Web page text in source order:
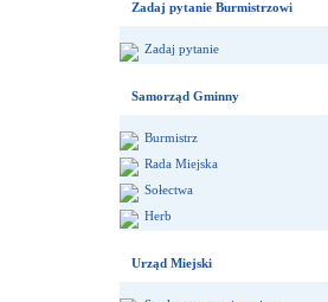
Zadaj pytanie Burmistrzowi
Zadaj pytanie
Samorząd Gminny
Burmistrz
Rada Miejska
Sołectwa
Herb
Urząd Miejski